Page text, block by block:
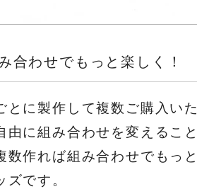
合わせでもっと楽しく！
とに製作して複数ご購入い
由に組み合わせを変えるこ
数作れば組み合わせでもっ
です。